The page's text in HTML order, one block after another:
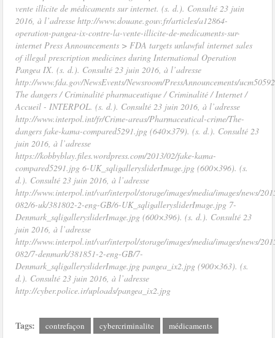
vente illicite de médicaments sur internet. (s. d.). Consulté 23 juin
2016, à l’adresse http://www.douane.gouv.fr/articles/a12864-
operation-pangea-ix-contre-la-vente-illicite-de-medicaments-sur-
internet Press Announcements > FDA targets unlawful internet sales
of illegal prescription medicines during International Operation
Pangea IX. (s. d.). Consulté 23 juin 2016, à l’adresse
http://www.fda.gov/NewsEvents/Newsroom/PressAnnouncements/
The dangers / Criminalité pharmaceutique / Criminalité / Internet /
Accueil - INTERPOL. (s. d.). Consulté 23 juin 2016, à l’adresse
http://www.interpol.int/fr/Crime-areas/Pharmaceutical-crime/The-
dangers fake-kama-compared5291.jpg (640×379). (s. d.). Consulté 23
juin 2016, à l’adresse
https://kobbyblay.files.wordpress.com/2013/02/fake-kama-
compared5291.jpg 6-UK_sqligallerysliderImage.jpg (600×396). (s.
d.). Consulté 23 juin 2016, à l’adresse
http://www.interpol.int/var/interpol/storage/images/media/images/news/
082/6-uk/381802-2-eng-GB/6-UK_sqligallerysliderImage.jpg 7-
Denmark_sqligallerysliderImage.jpg (600×396). (s. d.). Consulté 23
juin 2016, à l’adresse
http://www.interpol.int/var/interpol/storage/images/media/images/news/
082/7-denmark/381851-2-eng-GB/7-
Denmark_sqligallerysliderImage.jpg pangea_ix2.jpg (900×363). (s.
d.). Consulté 23 juin 2016, à l’adresse
http://cyber.police.ir/uploads/pangea_ix2.jpg
Tags: contrefaçon cybercriminalite médicaments